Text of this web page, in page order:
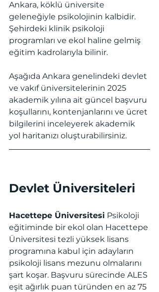
Ankara, köklü üniversite
geleneğiyle psikolojinin kalbidir.
Şehirdeki klinik psikoloji
programları ve ekol haline gelmiş
eğitim kadrolarıyla bilinir.
Aşağıda Ankara genelindeki devlet
ve vakıf üniversitelerinin 2025
akademik yılına ait güncel başvuru
koşullarını, kontenjanlarını ve ücret
bilgilerini inceleyerek akademik
yol haritanızı oluşturabilirsiniz.
Devlet Üniversiteleri
Hacettepe Üniversitesi Psikoloji
eğitiminde bir ekol olan Hacettepe
Üniversitesi tezli yüksek lisans
programına kabul için adayların
psikoloji lisans mezunu olmalarını
şart koşar. Başvuru sürecinde ALES
eşit ağırlık puan türünden en az 75